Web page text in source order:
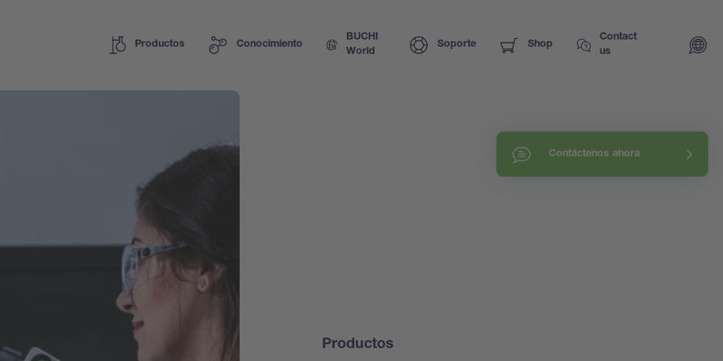
Productos Conocimiento
BUCHI
World
Soporte Shop
Contact
us
Contáctenos ahora
Productos